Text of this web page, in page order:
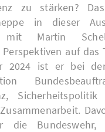
zu stärken?
in dieser
mit Martin
auf das
2024 ist er bei
die